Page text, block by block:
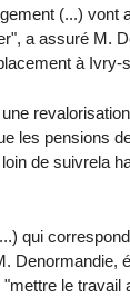
(...) vont
a assuré M.
à
les pensions
de suivrela
qui
Denormandie,
"mettre le